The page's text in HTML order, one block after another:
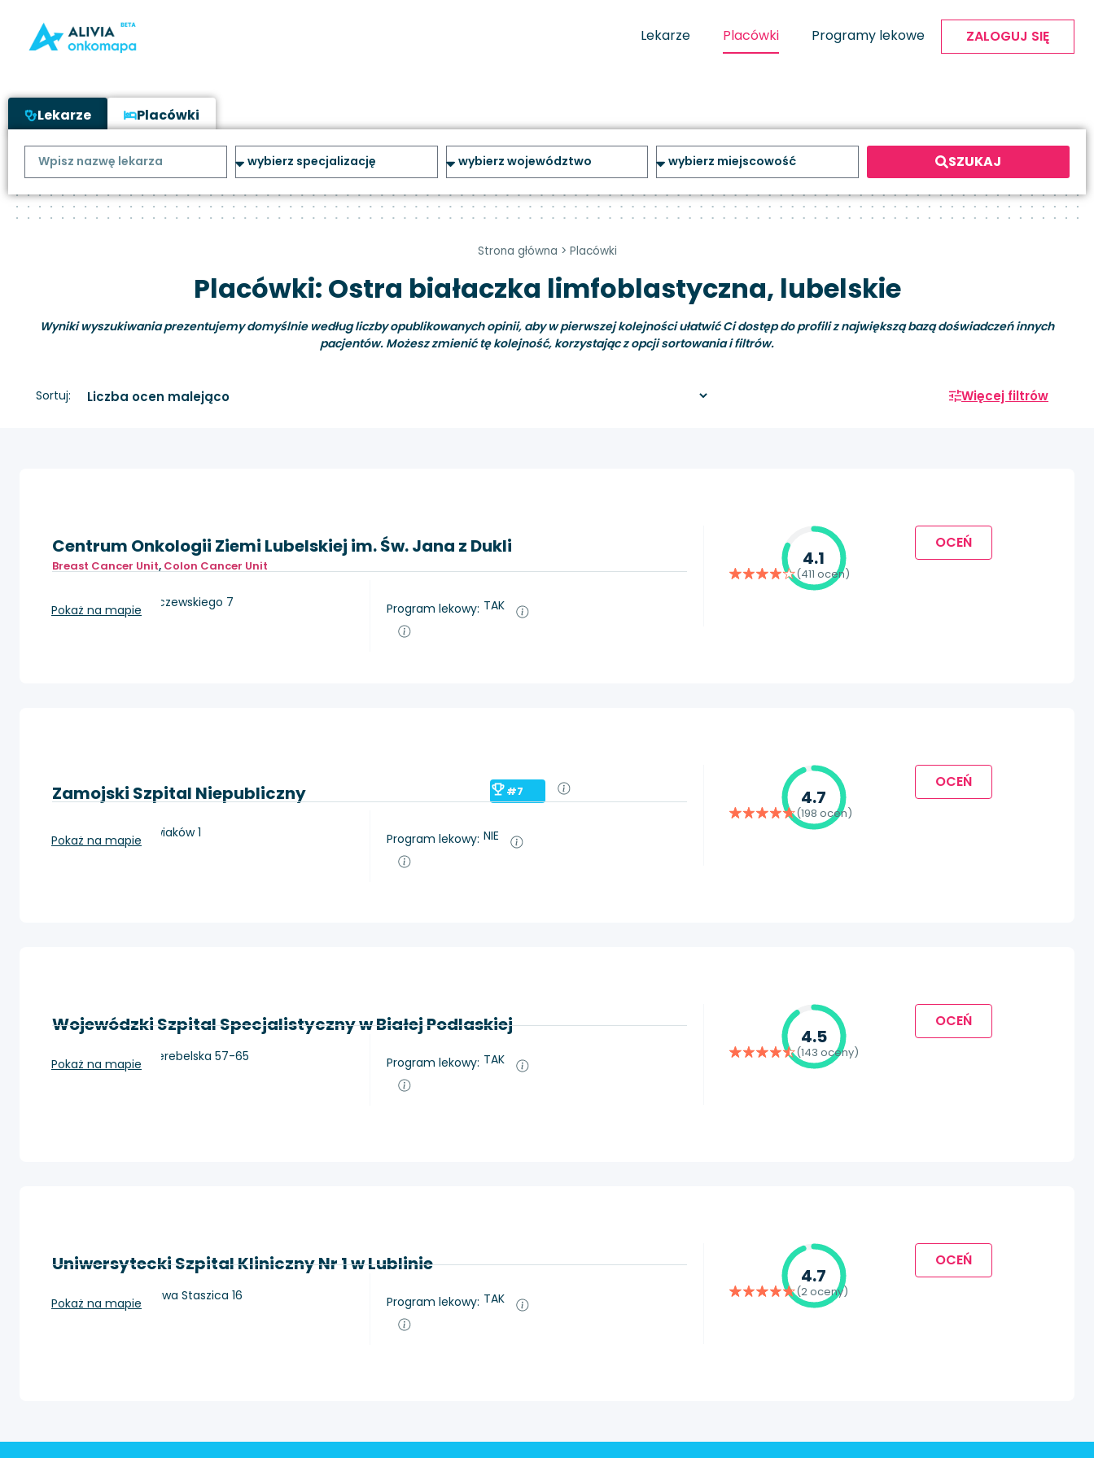
Lekarze Placówki Programy lekowe ZALOGUJ SIĘ
Lekarze Placówki
SZUKAJ
Strona główna > Placówki
Placówki: Ostra białaczka limfoblastyczna, lubelskie
Wyniki wyszukiwania prezentujemy domyślnie według liczby opublikowanych opinii, aby w pierwszej kolejności ułatwić Ci dostęp do profili z największą bazą doświadczeń innych
pacjentów. Możesz zmienić tę kolejność, korzystając z opcji sortowania i filtrów.
Sortuj: Więcej filtrów
Centrum Onkologii Ziemi Lubelskiej im. Św. Jana z Dukli
Breast Cancer Unit, Colon Cancer Unit
Lublin, ul. dr K. Jaczewskiego 7
Pokaż na mapie Program lekowy: TAK
4.1
(411 ocen)
OCEŃ
Zamojski Szpital Niepubliczny #7
Zamość, ul. Peowiaków 1
Pokaż na mapie Program lekowy: NIE
4.7
(198 ocen)
OCEŃ
Wojewódzki Szpital Specjalistyczny w Białej Podlaskiej
Biała Podlaska, Terebelska 57-65
Pokaż na mapie Program lekowy: TAK
4.5
(143 oceny)
OCEŃ
Uniwersytecki Szpital Kliniczny Nr 1 w Lublinie
Lublin, ul. Stanisława Staszica 16
Pokaż na mapie Program lekowy: TAK
4.7
(2 oceny)
OCEŃ